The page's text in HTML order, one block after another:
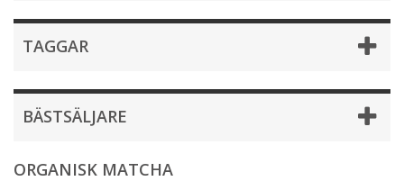
TAGGAR
BÄSTSÄLJARE
ORGANISK MATCHA